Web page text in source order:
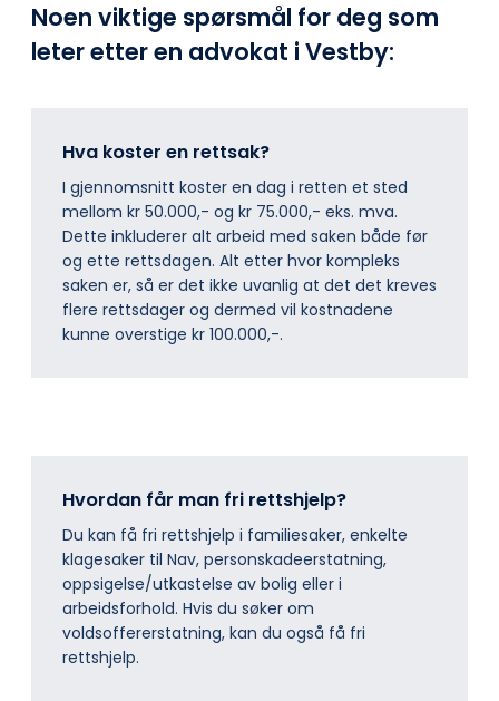
Noen viktige spørsmål for deg som
leter etter en advokat i Vestby:
Hva koster en rettsak?
I gjennomsnitt koster en dag i retten et sted
mellom kr 50.000,- og kr 75.000,- eks. mva.
Dette inkluderer alt arbeid med saken både før
og ette rettsdagen. Alt etter hvor kompleks
saken er, så er det ikke uvanlig at det det kreves
flere rettsdager og dermed vil kostnadene
kunne overstige kr 100.000,-.
Hvordan får man fri rettshjelp?
Du kan få fri rettshjelp i familiesaker, enkelte
klagesaker til Nav, personskadeerstatning,
oppsigelse/utkastelse av bolig eller i
arbeidsforhold. Hvis du søker om
voldsoffererstatning, kan du også få fri
rettshjelp.